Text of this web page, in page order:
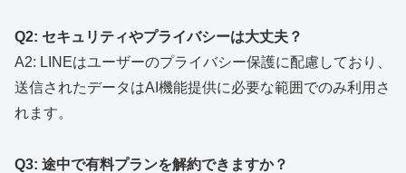
Q2: セキュリティやプライバシーは大丈夫？
A2: LINEはユーザーのプライバシー保護に配慮しており、
送信されたデータはAI機能提供に必要な範囲でのみ利用さ
れます。
Q3: 途中で有料プランを解約できますか？